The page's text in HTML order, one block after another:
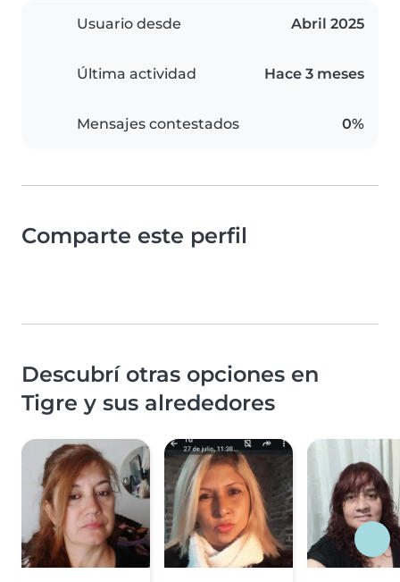
Usuario desde Abril 2025
Última actividad Hace 3 meses
Mensajes contestados 0%
Comparte este perfil
Descubrí otras opciones en
Tigre y sus alrededores